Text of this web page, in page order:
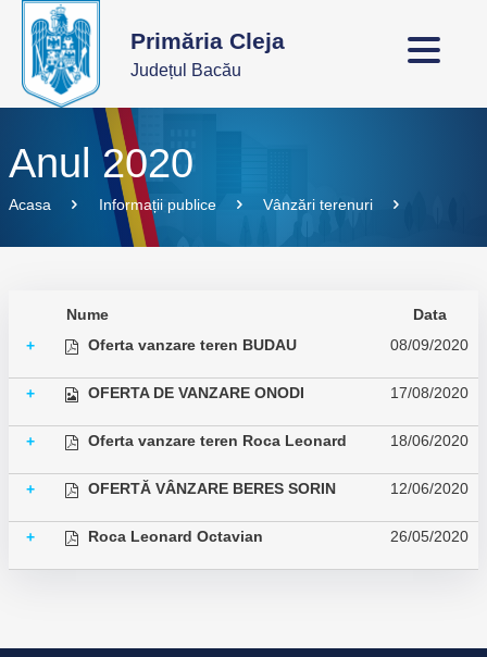
Primăria Cleja
Județul Bacău
Anul 2020
Acasa Informații publice Vânzări terenuri
Nume
Data
+
Oferta vanzare teren BUDAU 08/09/2020
+ OFERTA DE VANZARE ONODI 17/08/2020
+ Oferta vanzare teren Roca Leonard 18/06/2020
+ OFERTĂ VÂNZARE BERES SORIN 12/06/2020
+ Roca Leonard Octavian 26/05/2020